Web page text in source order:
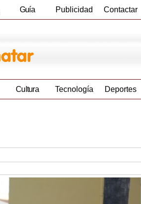
Guía Publicidad Contactar
Cultura Tecnología Deportes